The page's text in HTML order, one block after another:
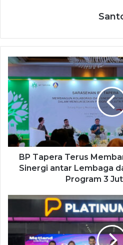
BP Tapera Terus
Sinergi antar Lembaga
Program 3